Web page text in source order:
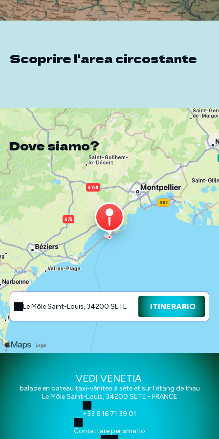
Scoprire l'area circostante
Dove siamo?
Le Môle Saint-Louis, 34200 SETE ITINERARIO
VEDI VENETIA
balade en bateau taxi-véniten à sète et sur l'étang de thau
Le Môle Saint-Louis, 34200 SETE - FRANCE
+33 6 16 71 39 01
Contattare per smalto